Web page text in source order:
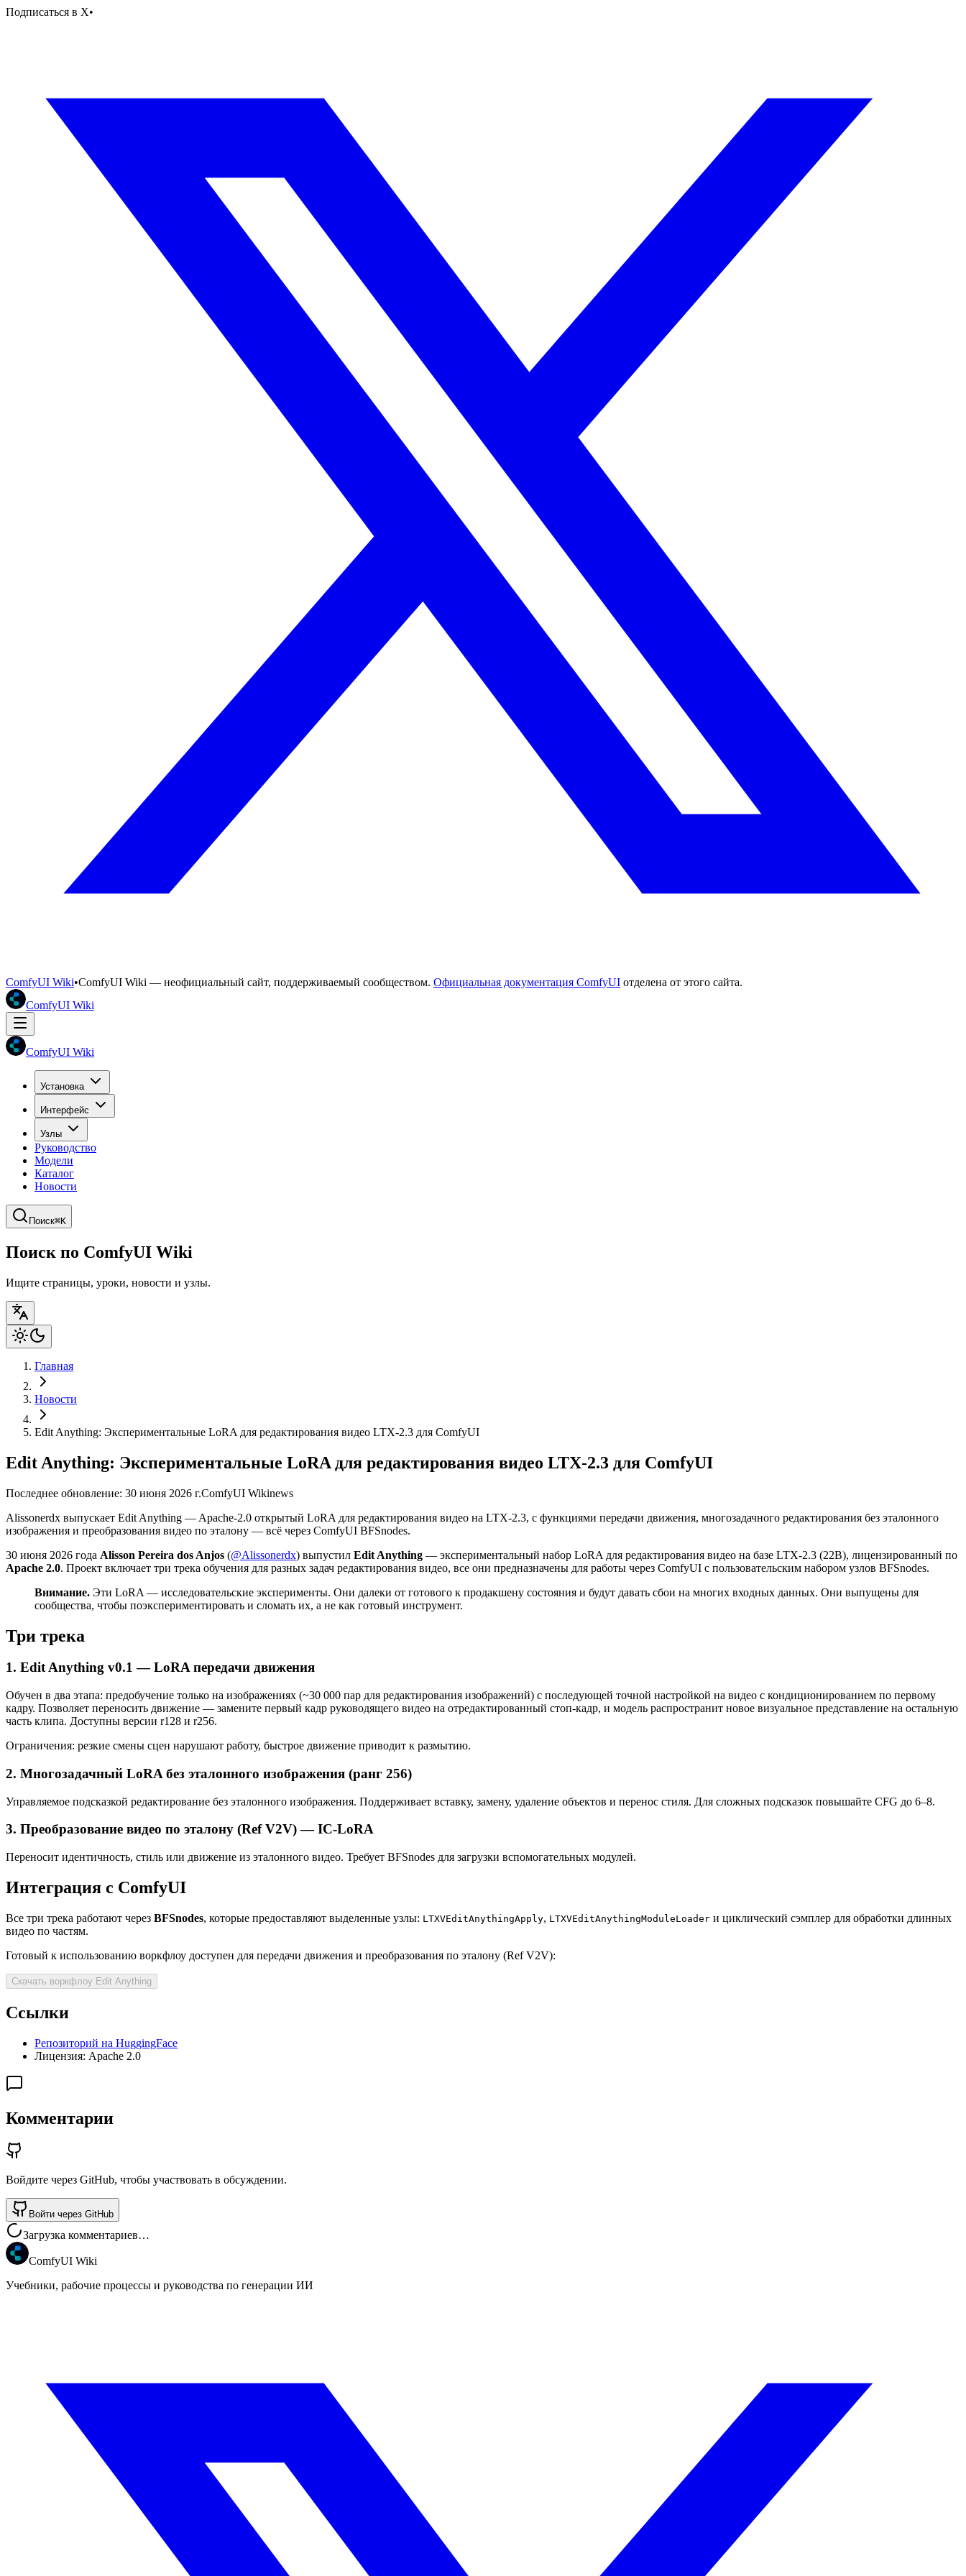
Подписаться в X•
ComfyUI Wiki•ComfyUI Wiki — неофициальный сайт, поддерживаемый сообществом. Официальная документация ComfyUI отделена от этого сайта.
ComfyUI Wiki
ComfyUI Wiki
Установка
Интерфейс
Узлы
Руководство
Модели
Каталог
Новости
Поиск⌘K
Поиск по ComfyUI Wiki
Ищите страницы, уроки, новости и узлы.
Главная
Новости
Edit Anything: Экспериментальные LoRA для редактирования видео LTX-2.3 для ComfyUI
Edit Anything: Экспериментальные LoRA для редактирования видео LTX-2.3 для ComfyUI
Последнее обновление: 30 июня 2026 г.ComfyUI Wikinews
Alissonerdx выпускает Edit Anything — Apache-2.0 открытый LoRA для редактирования видео на LTX-2.3, с функциями передачи движения, многозадачного редактирования без эталонного
изображения и преобразования видео по эталону — всё через ComfyUI BFSnodes.
30 июня 2026 года Alisson Pereira dos Anjos (@Alissonerdx) выпустил Edit Anything — экспериментальный набор LoRA для редактирования видео на базе LTX-2.3 (22B), лицензированный по
Apache 2.0. Проект включает три трека обучения для разных задач редактирования видео, все они предназначены для работы через ComfyUI с пользовательским набором узлов BFSnodes.
Внимание. Эти LoRA — исследовательские эксперименты. Они далеки от готового к продакшену состояния и будут давать сбои на многих входных данных. Они выпущены для
сообщества, чтобы поэкспериментировать и сломать их, а не как готовый инструмент.
Три трека
1. Edit Anything v0.1 — LoRA передачи движения
Обучен в два этапа: предобучение только на изображениях (~30 000 пар для редактирования изображений) с последующей точной настройкой на видео с кондиционированием по первому
кадру. Позволяет переносить движение — замените первый кадр руководящего видео на отредактированный стоп-кадр, и модель распространит новое визуальное представление на остальную
часть клипа. Доступны версии r128 и r256.
Ограничения: резкие смены сцен нарушают работу, быстрое движение приводит к размытию.
2. Многозадачный LoRA без эталонного изображения (ранг 256)
Управляемое подсказкой редактирование без эталонного изображения. Поддерживает вставку, замену, удаление объектов и перенос стиля. Для сложных подсказок повышайте CFG до 6–8.
3. Преобразование видео по эталону (Ref V2V) — IC-LoRA
Переносит идентичность, стиль или движение из эталонного видео. Требует BFSnodes для загрузки вспомогательных модулей.
Интеграция с ComfyUI
Все три трека работают через BFSnodes, которые предоставляют выделенные узлы: LTXVEditAnythingApply, LTXVEditAnythingModuleLoader и циклический сэмплер для обработки длинных
видео по частям.
Готовый к использованию воркфлоу доступен для передачи движения и преобразования по эталону (Ref V2V):
Скачать воркфлоу Edit Anything
Ссылки
Репозиторий на HuggingFace
Лицензия: Apache 2.0
Комментарии
Войдите через GitHub, чтобы участвовать в обсуждении.
Войти через GitHub
Загрузка комментариев…
ComfyUI Wiki
Учебники, рабочие процессы и руководства по генерации ИИ